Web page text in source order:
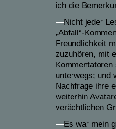
ich die
—Nicht jeder
„Abfall“-
Freundlichkeit
zuzuhören, mit
unterwegs; und
Nachfrage ihre
weiterhin
verächtlichen
—Es war mein